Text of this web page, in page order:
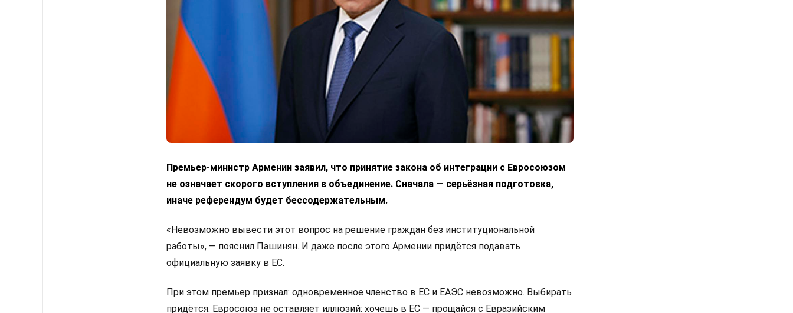
Премьер-министр Армении заявил, что принятие закона об интеграции с Евросоюзом
не означает скорого вступления в объединение. Сначала — серьёзная подготовка,
иначе референдум будет бессодержательным.
«Невозможно вывести этот вопрос на решение граждан без институциональной
работы», — пояснил Пашинян. И даже после этого Армении придётся подавать
официальную заявку в ЕС.
При этом премьер признал: одновременное членство в ЕС и ЕАЭС невозможно. Выбирать
придётся. Евросоюз не оставляет иллюзий: хочешь в ЕС — прощайся с Евразийским